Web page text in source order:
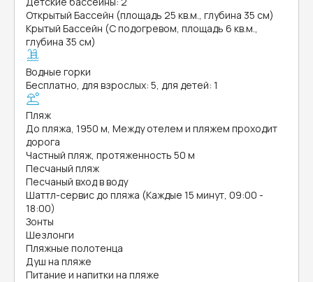
Открытый Бассейн (площадь 25 кв.м., глубина 35 см)
Крытый Бассейн (С подогревом, площадь 6 кв.м.,
глубина 35 см)
Водные горки
Бесплатно, для взрослых: 5, для детей: 1
Пляж
До пляжа, 1950 м, Между отелем и пляжем проходит
дорога
Частный пляж, протяженность 50 м
Песчаный пляж
Песчаный вход в воду
Шаттл-сервис до пляжа (Каждые 15 минут, 09:00 -
18:00)
Зонты
Шезлонги
Пляжные полотенца
Душ на пляже
Питание и напитки на пляже